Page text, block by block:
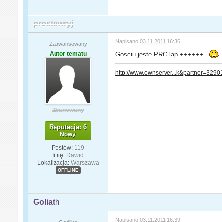
prostowryj
Zaawansowany
Autor tematu
Zbanowany
Reputacja: 6
Nowy
Postów: 119
Imię: Dawid
Lokalizacja: Warszawa
OFFLINE
Napisano03.11.2011 16:36
Gosciu jeste PRO lap ++++++
http://
Goliath
Napisano03.11.2011 16:39